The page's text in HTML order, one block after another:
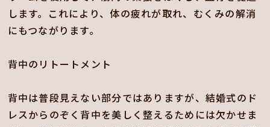
します。これにより、体の疲れが取れ、むくみの解消
にもつながります。
背中のリトートメント
背中は普段見えない部分ではありますが、結婚式のド
レスからのぞく背中を美しく整えるためには欠かせま